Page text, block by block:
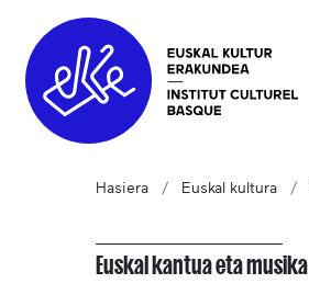
Hasiera Euskal kultura
Euskal kantua eta musika